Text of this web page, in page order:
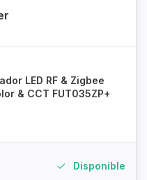
LED RF & Zigbee
& CCT FUT035ZP+
Disponible